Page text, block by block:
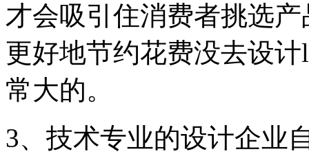
才会吸引住消费者挑选
更好地节约花费没去设
常大的。
3、技术专业的设计企业